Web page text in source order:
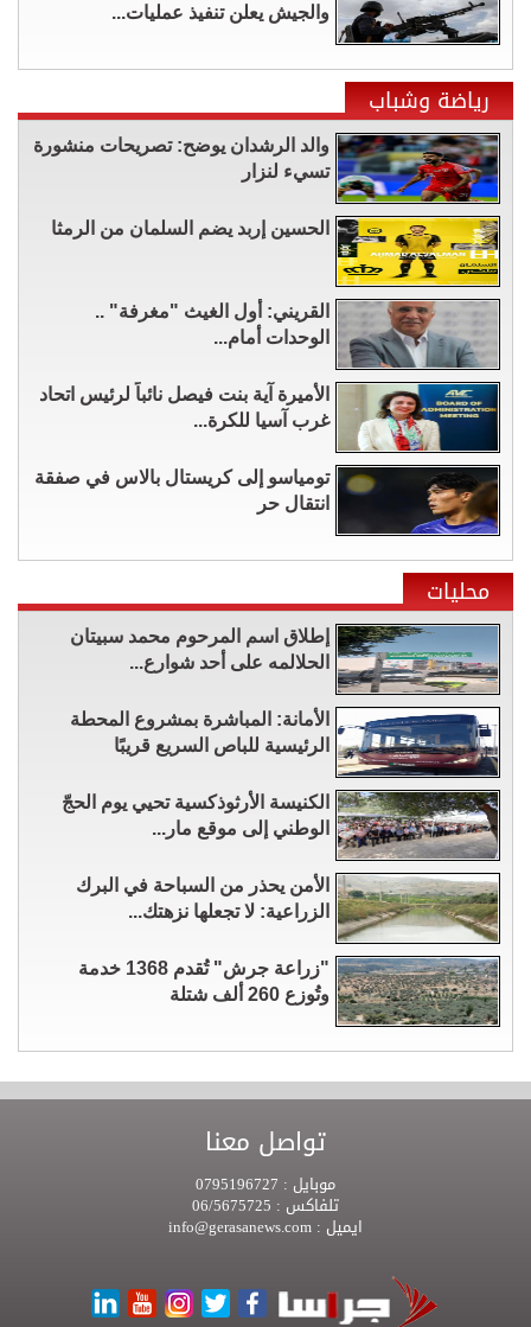
والجيش يعلن تنفيذ عمليات...
رياضة وشباب
والد الرشدان يوضح: تصريحات منشورة
تسيء لنزار
الحسين إربد يضم السلمان من الرمثا
القريني: أول الغيث "مغرفة" ..
الوحدات أمام...
الأميرة آية بنت فيصل نائباً لرئيس اتحاد
غرب آسيا للكرة...
تومياسو إلى كريستال بالاس في صفقة
انتقال حر
محليات
إطلاق اسم المرحوم محمد سبيتان
الحلالمه على أحد شوارع...
الأمانة: المباشرة بمشروع المحطة
الرئيسية للباص السريع قريبًا
الكنيسة الأرثوذكسية تحيي يوم الحجّ
الوطني إلى موقع مار...
الأمن يحذر من السباحة في البرك
الزراعية: لا تجعلها نزهتك...
"زراعة جرش" تُقدم 1368 خدمة
وتُوزع 260 ألف شتلة
تواصل معنا
موبايل :
تلفاكس :
ايميل :